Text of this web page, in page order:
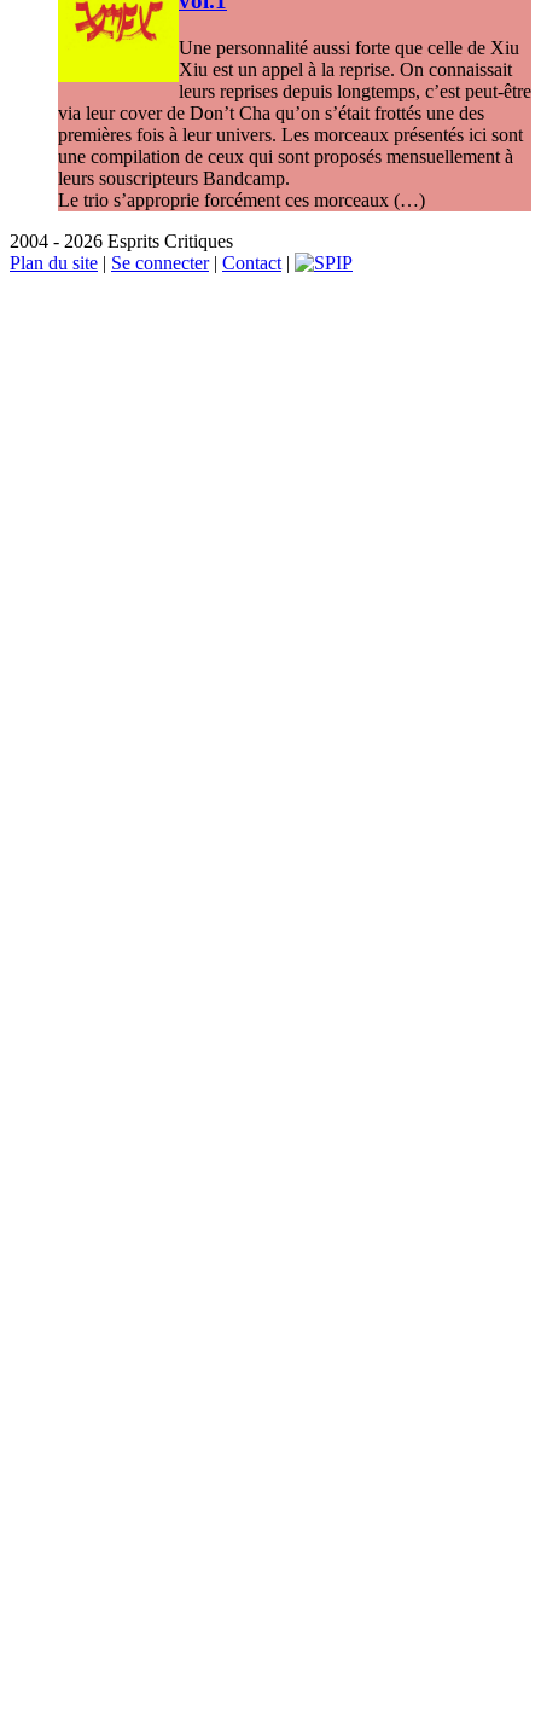
Une personnalité aussi forte que celle de Xiu
Xiu est un appel à la reprise. On connaissait
leurs reprises depuis longtemps, c’est peut-être
via leur cover de Don’t Cha qu’on s’était frottés une des
premières fois à leur univers. Les morceaux présentés ici sont
une compilation de ceux qui sont proposés mensuellement à
leurs souscripteurs Bandcamp.
Le trio s’approprie forcément ces morceaux (…)
2004 - 2026 Esprits Critiques
Plan du site | Se connecter| Contact |